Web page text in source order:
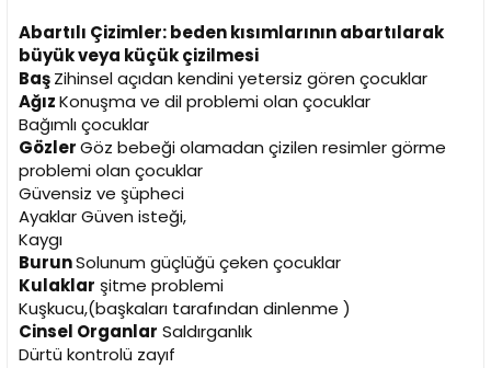
Abartılı Çizimler: beden kısımlarının abartılarak
büyük veya küçük çizilmesi
BaşZihinsel açıdan kendini yetersiz gören çocuklar
AğızKonuşma ve dil problemi olan çocuklar
Bağımlı çocuklar
GözlerGöz bebeği olamadan çizilen resimler görme
problemi olan çocuklar
Güvensiz ve şüpheci
Ayaklar Güven isteği,
Kaygı
BurunSolunum güçlüğü çeken çocuklar
Kulaklar şitme problemi
Kuşkucu,(başkaları tarafından dinlenme )
Cinsel Organlar Saldırganlık
Dürtü kontrolü zayıf